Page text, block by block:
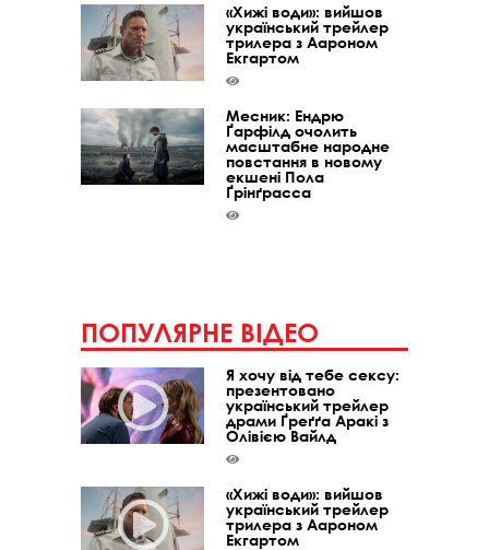
«Хижі води»: вийшов
український трейлер
трилера з Аароном
Екгартом
Месник: Ендрю
Ґарфілд очолить
масштабне народне
повстання в новому
екшені Пола
Ґрінґрасса
ПОПУЛЯРНЕ ВІДЕО
Я хочу від тебе сексу:
презентовано
український трейлер
драми Ґреґґа Аракі з
Олівією Вайлд
«Хижі води»: вийшов
український трейлер
трилера з Аароном
Екгартом